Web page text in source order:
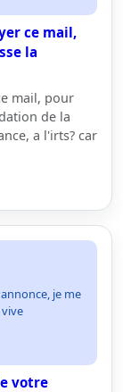
ce mail,
la
mail, pour
de la
a l'irts? car
je me
votre